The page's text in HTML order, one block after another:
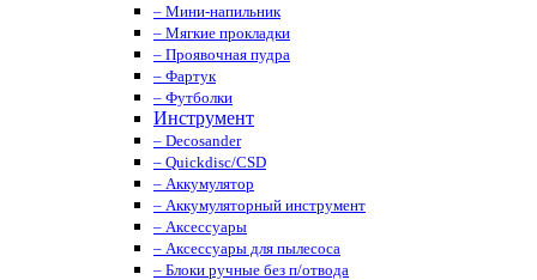
– Мини-напильник
– Мягкие прокладки
– Проявочная пудра
– Фартук
– Футболки
Инструмент
– Decosander
– Quickdisc/CSD
– Аккумулятор
– Аккумуляторный инструмент
– Аксессуары
– Аксессуары для пылесоса
– Блоки ручные без п/отвода